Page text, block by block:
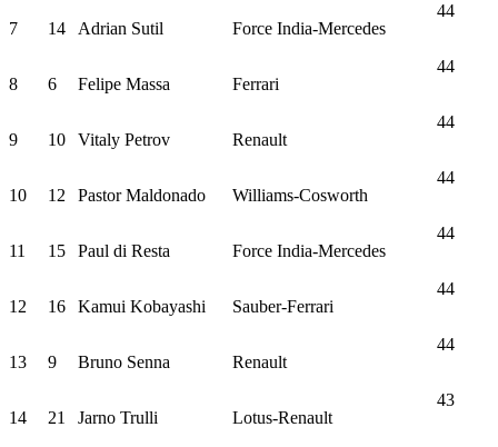
7 14 Adrian Sutil Force India-Mercedes
44
8 6 Felipe Massa Ferrari
44
9 10 Vitaly Petrov Renault
44
10 12 Pastor Maldonado Williams-Cosworth
44
11 15 Paul di Resta Force India-Mercedes
44
12 16 Kamui Kobayashi Sauber-Ferrari
44
13 9 Bruno Senna Renault
44
14 21 Jarno Trulli Lotus-Renault
43